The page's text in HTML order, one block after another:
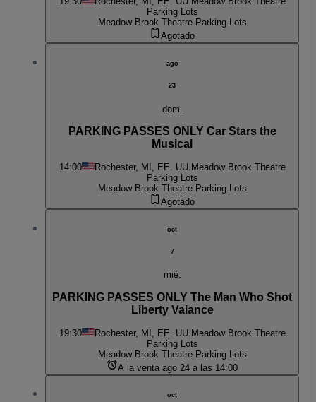
Parking Lots
Meadow Brook Theatre Parking Lots
Agotado
ago
23
dom.
PARKING PASSES ONLY Car Stars the
Musical
14:00 Rochester, MI, EE. UU. Meadow Brook Theatre
Parking Lots
Meadow Brook Theatre Parking Lots
Agotado
oct
7
mié.
PARKING PASSES ONLY The Man Who Shot
Liberty Valance
19:30 Rochester, MI, EE. UU. Meadow Brook Theatre
Parking Lots
Meadow Brook Theatre Parking Lots
A la venta ago 24 a las 14:00
oct